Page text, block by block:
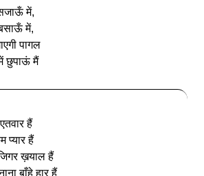
में,
में,
पागल
छुपाऊं मैं
हैं
प्यार हैं
ख़याल हैं
बाँहे हार हैं